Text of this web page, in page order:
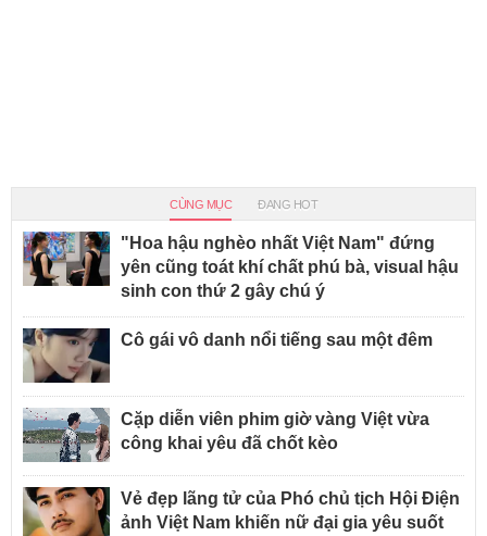
CÙNG MỤC ĐANG HOT
"Hoa hậu nghèo nhất Việt Nam" đứng
yên cũng toát khí chất phú bà, visual hậu
sinh con thứ 2 gây chú ý
Cô gái vô danh nổi tiếng sau một đêm
Cặp diễn viên phim giờ vàng Việt vừa
công khai yêu đã chốt kèo
Vẻ đẹp lãng tử của Phó chủ tịch Hội Điện
ảnh Việt Nam khiến nữ đại gia yêu suốt